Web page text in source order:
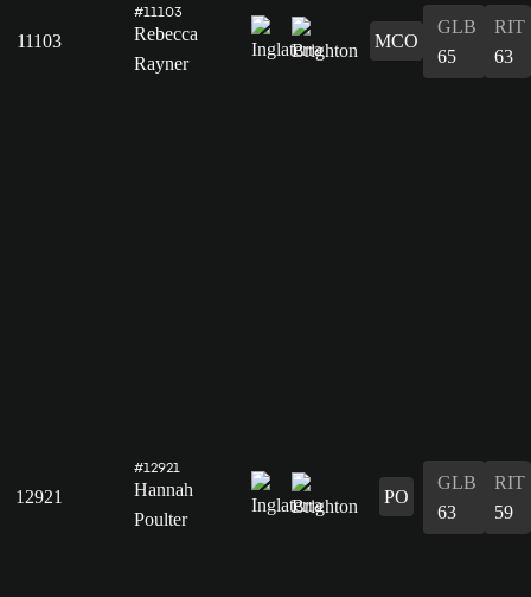
11103
#11103
Rebecca
Rayner
MCO
GLB
65
RIT
63
12921
#12921
Hannah
Poulter
PO
GLB
63
RIT
59